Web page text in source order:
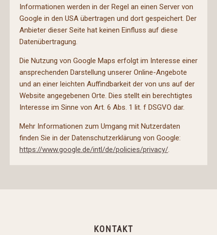
Informationen werden in der Regel an einen Server von
Google in den USA übertragen und dort gespeichert. Der
Anbieter dieser Seite hat keinen Einfluss auf diese
Datenübertragung.
Die Nutzung von Google Maps erfolgt im Interesse einer
ansprechenden Darstellung unserer Online-Angebote
und an einer leichten Auffindbarkeit der von uns auf der
Website angegebenen Orte. Dies stellt ein berechtigtes
Interesse im Sinne von Art. 6 Abs. 1 lit. f DSGVO dar.
Mehr Informationen zum Umgang mit Nutzerdaten
finden Sie in der Datenschutzerklärung von Google:
https://www.google.de/intl/de/policies/privacy/.
KONTAKT